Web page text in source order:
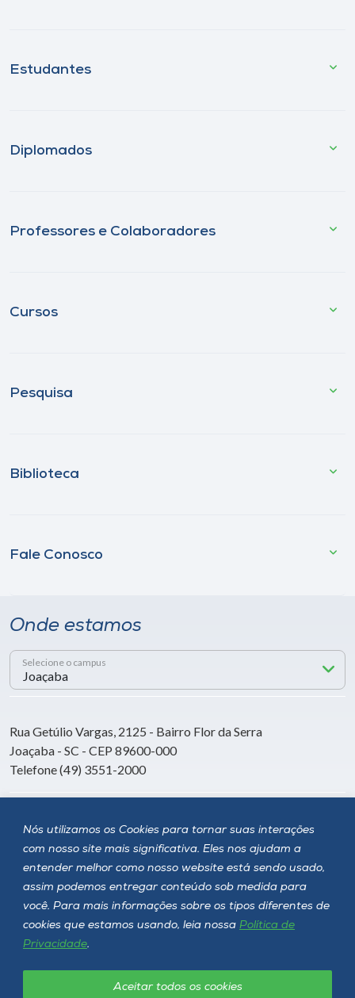
Nós utilizamos os Cookies para tornar suas interações
com nosso site mais significativa. Eles nos ajudam a
entender melhor como nosso website está sendo usado,
assim podemos entregar conteúdo sob medida para
você. Para mais informações sobre os tipos diferentes de
cookies que estamos usando, leia nossa Política de
Privacidade.
Aceitar todos os cookies
Estudantes
Diplomados
Professores e Colaboradores
Cursos
Pesquisa
Biblioteca
Fale Conosco
Onde estamos
Selecione o campus
Rua Getúlio Vargas, 2125 - Bairro Flor da Serra
Joaçaba - SC - CEP 89600-000
Telefone (49) 3551-2000
Siga a Unoesc